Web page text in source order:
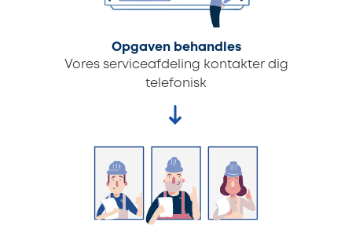
Opgaven behandles
Vores serviceafdeling kontakter dig
telefonisk